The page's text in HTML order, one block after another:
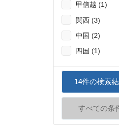
甲信越 (1)
関西 (3)
中国 (2)
四国 (1)
14件の検索
すべての条